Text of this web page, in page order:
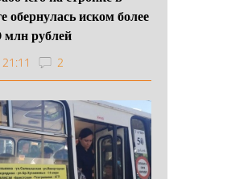
обернулась иском более
млн рублей
21:11 2